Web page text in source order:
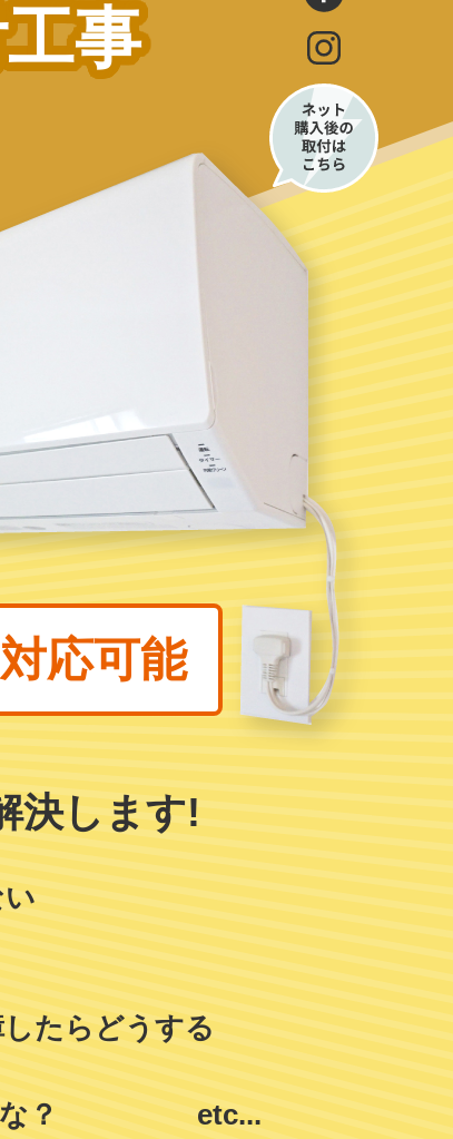
事
応可能
決します!
たらどうする
？
etc...